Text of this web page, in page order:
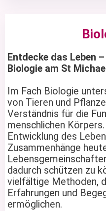
Entdecke das Leben
Biologie am St
Im Fach Biologie
von Tieren und
Verständnis für die
menschlichen
Entwicklung des
Zusammenhänge
dadurch schützen zu
vielfältige Methoden,
Erfahrungen und
ermöglichen.